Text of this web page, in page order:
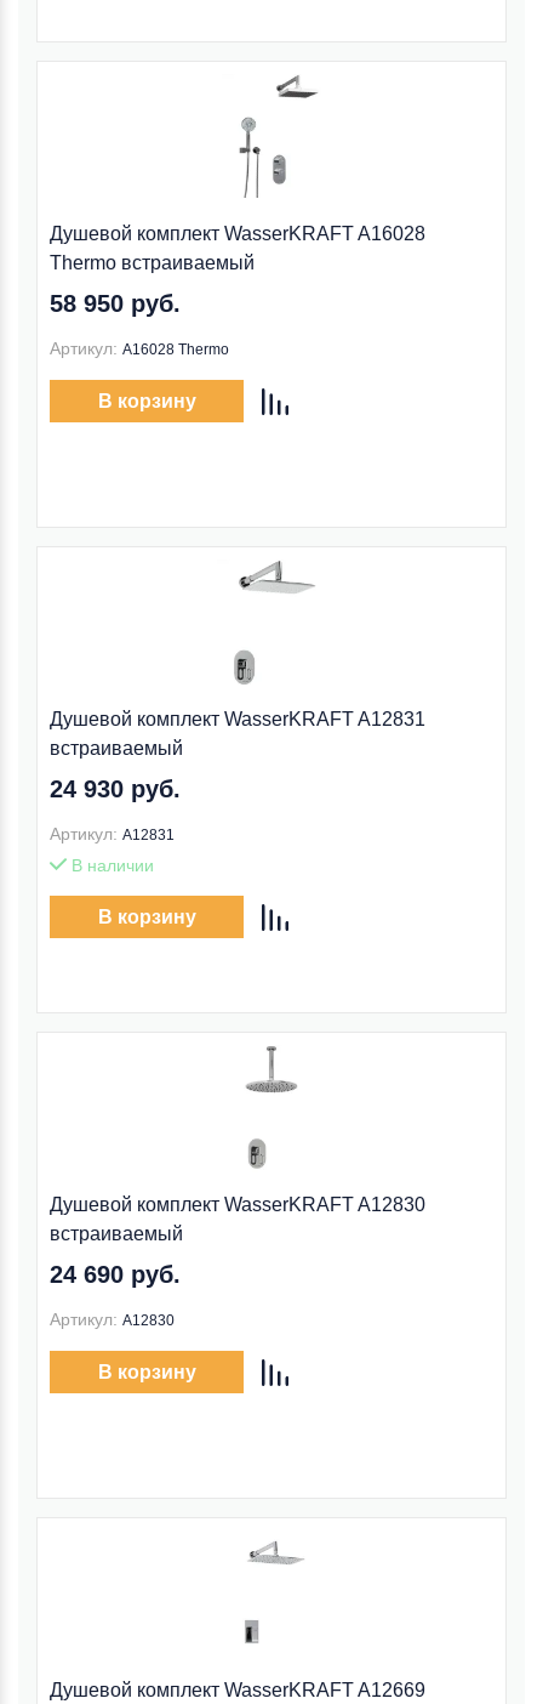
Душевой комплект WasserKRAFT A16028
Thermo встраиваемый
58 950 руб.
Артикул: A16028 Thermo
В корзину
Душевой комплект WasserKRAFT A12831
встраиваемый
24 930 руб.
Артикул: A12831
В наличии
В корзину
Душевой комплект WasserKRAFT A12830
встраиваемый
24 690 руб.
Артикул: A12830
В корзину
Душевой комплект WasserKRAFT A12669